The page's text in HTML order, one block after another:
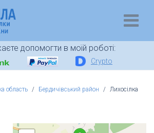
допомогти в моїй роботі:
Crypto
область Бердичівський район Лихосілка